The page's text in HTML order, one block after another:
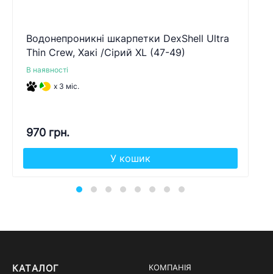
Водонепроникні шкарпетки DexShell Ultra
Thin Crew, Хакі /Сірий XL (47-49)
В наявності
x 3 міс.
970 грн.
У кошик
КАТАЛОГ
КОМПАНІЯ